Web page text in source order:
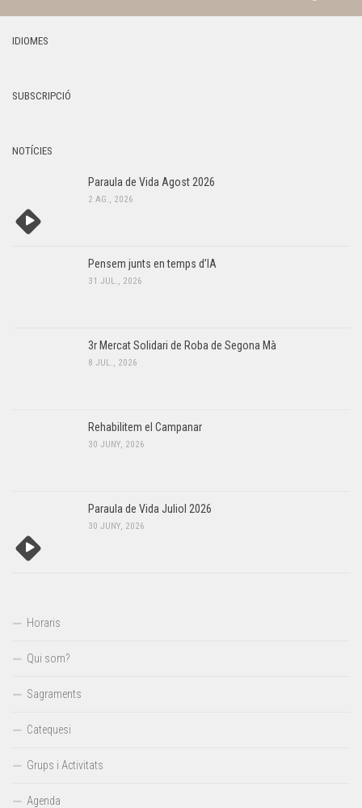
IDIOMES
SUBSCRIPCIÓ
NOTÍCIES
Paraula de Vida Agost 2026
2 AG., 2026
Pensem junts en temps d’IA
31 JUL., 2026
3r Mercat Solidari de Roba de Segona Mà
8 JUL., 2026
Rehabilitem el Campanar
30 JUNY, 2026
Paraula de Vida Juliol 2026
30 JUNY, 2026
Horaris
Qui som?
Sagraments
Catequesi
Grups i Activitats
Agenda